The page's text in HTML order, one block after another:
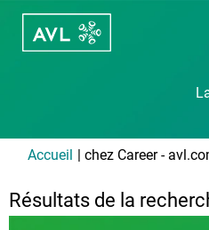
Accueil | chez Career -
Résultats de la